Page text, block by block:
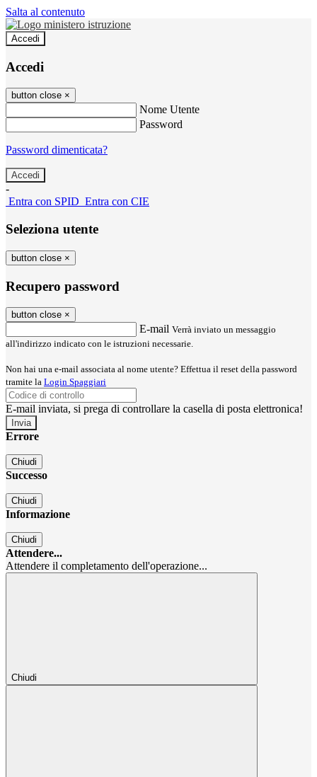
Salta al contenuto
Accedi
Accedi
button close ×
Nome Utente
Password
Password dimenticata?
-
Entra con SPID Entra con CIE
Seleziona utente
button close ×
Recupero password
button close ×
E-mail Verrà inviato un messaggio
all'indirizzo indicato con le istruzioni necessarie.
Non hai una e-mail associata al nome utente? Effettua il reset della password
tramite la Login Spaggiari
E-mail inviata, si prega di controllare la casella di posta elettronica!
Errore
Chiudi
Successo
Chiudi
Informazione
Chiudi
Attendere...
Attendere il completamento dell'operazione...
Chiudi